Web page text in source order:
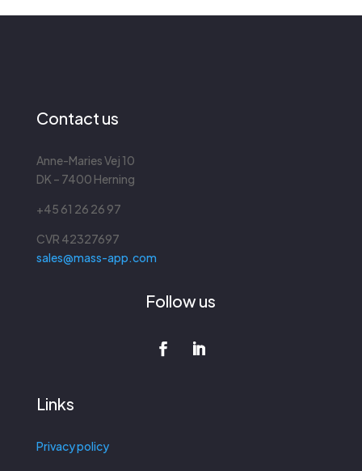
Contact us
Anne-Maries Vej 10
DK – 7400 Herning
+45 61 26 26 97
CVR 42327697
sales@mass-app.com
Follow us
Links
Privacy policy